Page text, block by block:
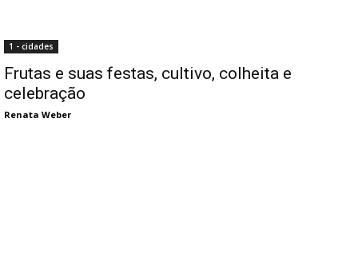
1 - cidades
Frutas e suas festas, cultivo, colheita e
celebração
Renata Weber